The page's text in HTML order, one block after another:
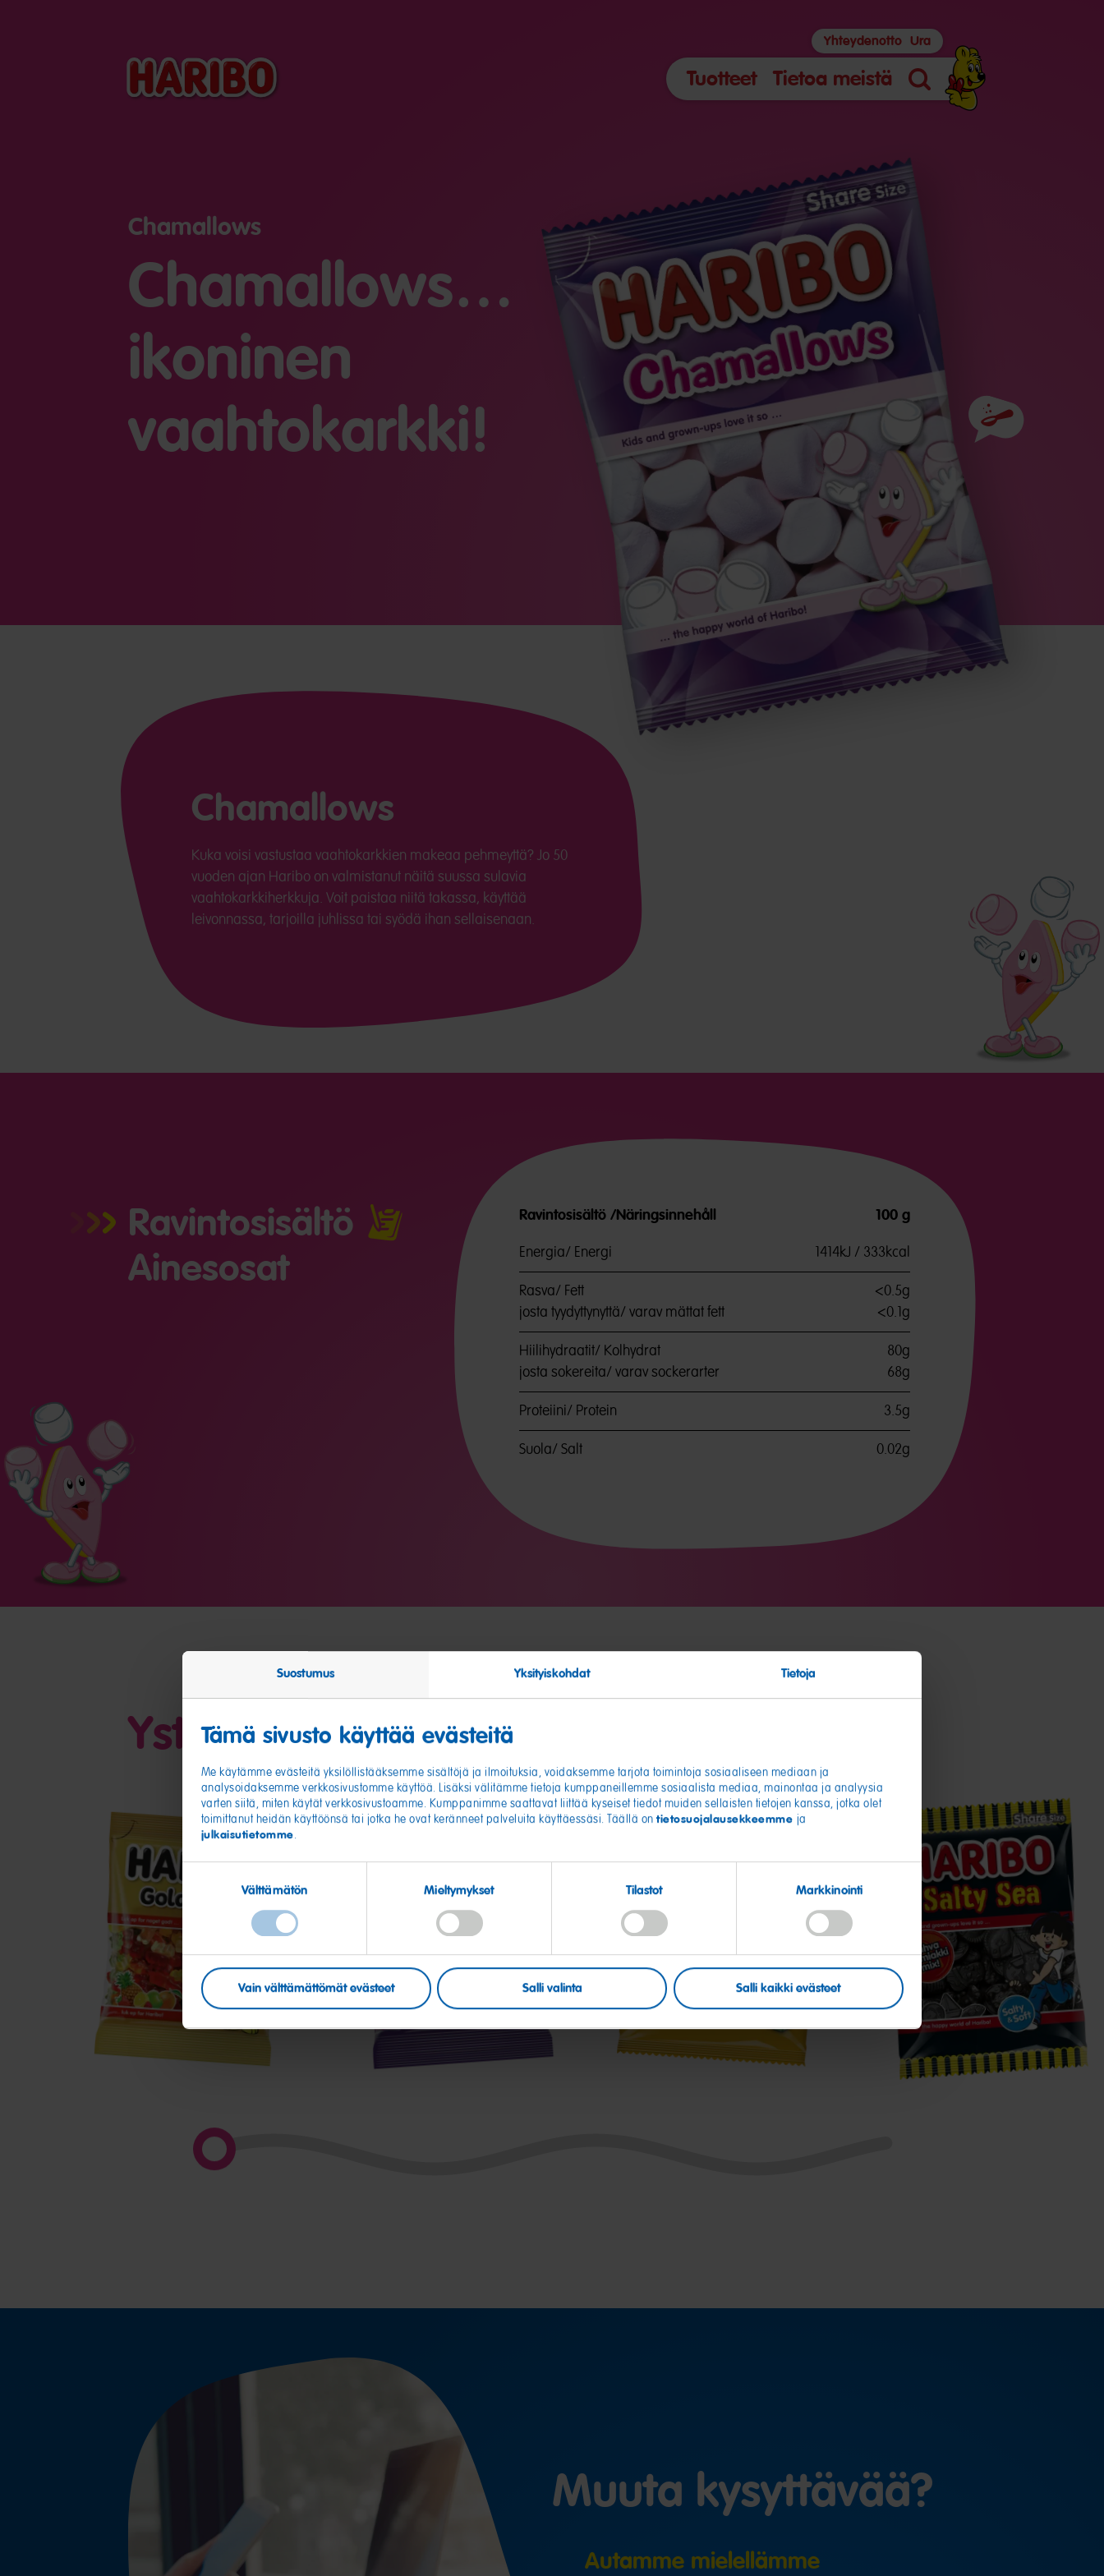
Suostumus Yksityiskohdat Tietoja
Tämä sivusto käyttää evästeitä
Me käytämme evästeitä yksilöllistääksemme sisältöjä ja ilmoituksia, voidaksemme tarjota toimintoja sosiaaliseen mediaan ja
analysoidaksemme verkkosivustomme käyttöä. Lisäksi välitämme tietoja kumppaneillemme sosiaalista mediaa, mainontaa ja analyysia
varten siitä, miten käytät verkkosivustoamme. Kumppanimme saattavat liittää kyseiset tiedot muiden sellaisten tietojen kanssa, jotka olet
toimittanut heidän käyttöönsä tai jotka he ovat keränneet palveluita käyttäessäsi. Täällä ontietosuojalausekkeemme ja
julkaisutietomme.
valinta
Välttämätön Mieltymykset Tilastot Markkinointi
Vain välttämättömät evästeet Salli valinta Salli kaikki evästeet
Tuotteet Tietoa meistä
Haku
Yhteydenotto Ura
Chamallows
Chamallows…
ikoninen
vaahtokarkki!
Ainesosat
Chamallows
Kuka voisi vastustaa vaahtokarkkien makeaa pehmeyttä? Jo 50
vuoden ajan Haribo on valmistanut näitä suussa sulavia
vaahtokarkkiherkkuja. Voit paistaa niitä takassa, käyttää
leivonnassa, tarjoilla juhlissa tai syödä ihan sellaisenaan.
Ravintosisältö
Ainesosat
Ravintosisältö /Näringsinnehåll 100 g
Energia/ Energi 1414kJ / 333kcal
Rasva/ Fett
<0.5g
josta tyydyttynyttä/ varav mättat fett
<0.1g
Hiilihydraatit/ Kolhydrat
80g
josta sokereita/ varav sockerarter
68g
Proteiini/ Protein 3.5g
Suola/ Salt 0.02g
Ystäväni
Goldbears
Mix
mix
Sea
Muuta kysyttävää?
Autamme mielellämme